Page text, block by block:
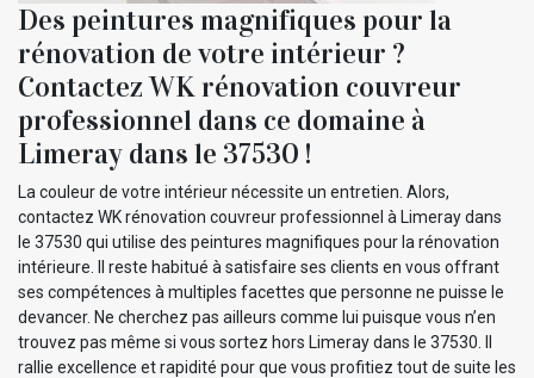
Des peintures magnifiques pour la
rénovation de votre intérieur ?
Contactez WK rénovation couvreur
professionnel dans ce domaine à
Limeray dans le 37530 !
La couleur de votre intérieur nécessite un entretien. Alors,
contactez WK rénovation couvreur professionnel à Limeray dans
le 37530 qui utilise des peintures magnifiques pour la rénovation
intérieure. Il reste habitué à satisfaire ses clients en vous offrant
ses compétences à multiples facettes que personne ne puisse le
devancer. Ne cherchez pas ailleurs comme lui puisque vous n’en
trouvez pas même si vous sortez hors Limeray dans le 37530. Il
rallie excellence et rapidité pour que vous profitiez tout de suite les